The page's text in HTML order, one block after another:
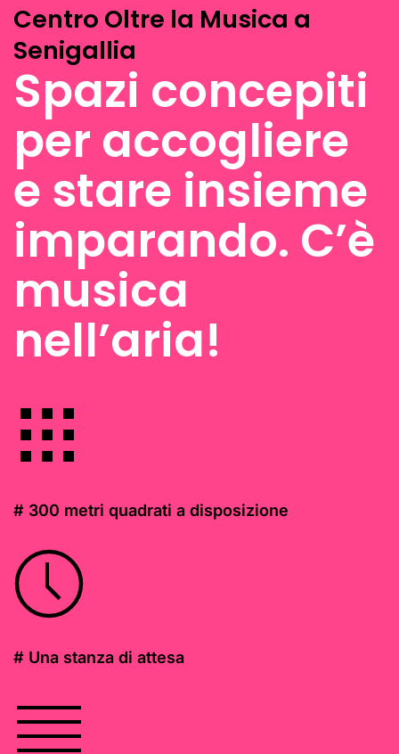
Centro Oltre la Musica a
Senigallia
Spazi concepiti
per accogliere
e stare insieme
imparando. C’è
musica
nell’aria!
# 300 metri quadrati a disposizione
# Una stanza di attesa